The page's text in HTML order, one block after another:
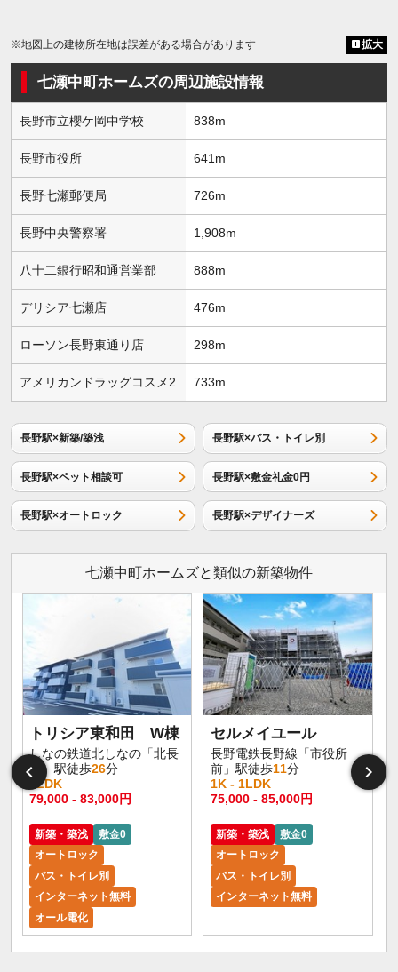
※地図上の建物所在地は誤差がある場合があります 拡大
七瀬中町ホームズの周辺施設情報
長野市立櫻ケ岡中学校 838m
長野市役所 641m
長野七瀬郵便局 726m
長野中央警察署 1,908m
八十二銀行昭和通営業部 888m
デリシア七瀬店 476m
ローソン長野東通り店 298m
アメリカンドラッグコスメ2 733m
長野駅×新築/築浅 長野駅×バス・トイレ別
長野駅×ペット相談可 長野駅×敷金礼金0円
長野駅×オートロック 長野駅×デザイナーズ
七瀬中町ホームズと類似の新築物件
トリシア東和田 W棟
しなの鉄道北しなの「北長
野」駅徒歩26分
1LDK
79,000 - 83,000円
新築・築浅
敷金0
オートロック
バス・トイレ別
インターネット無料
オール電化
セルメイユール
長野電鉄長野線「市役所
前」駅徒歩11分
1K - 1LDK
75,000 - 85,000円
新築・築浅
敷金0
オートロック
バス・トイレ別
インターネット無料